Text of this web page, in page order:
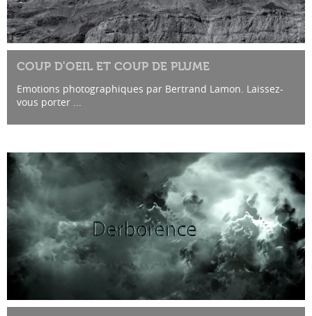
COUP D'OEIL ET COUP DE PLUME
Emotions photographiques par Bertrand Lamon. Laissez-
vous porter ...